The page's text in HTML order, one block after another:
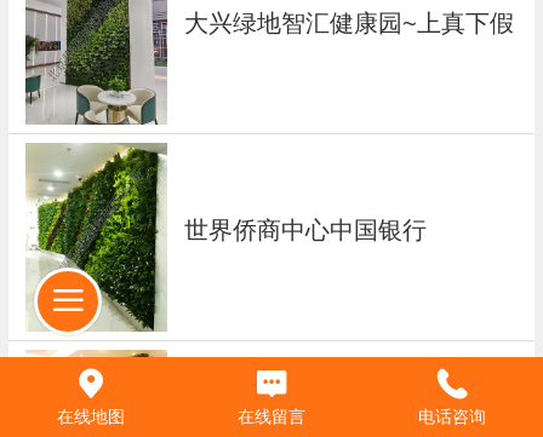
大兴绿地智汇健康园~上真下假
世界侨商中心中国银行
通州合景中心
在线地图 在线留言 电话咨询